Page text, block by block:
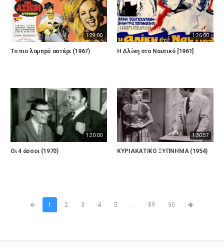
1:29:00
Το πιο λαμπρό αστέρι (1967)
1:26:00
Η Αλίκη στο Ναυτικό [1961]
1:20:00
Οι 4 άσσοι (1970)
1:30:57
ΚΥΡΙΑΚΑΤΙΚΟ ΞΥΠΝΗΜΑ (1954)
1 2 3 4 5 ... 89 90